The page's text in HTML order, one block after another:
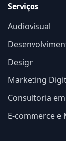
Serviços
Audiovisual
Design
Marketing
Consultoria
E-commerce e